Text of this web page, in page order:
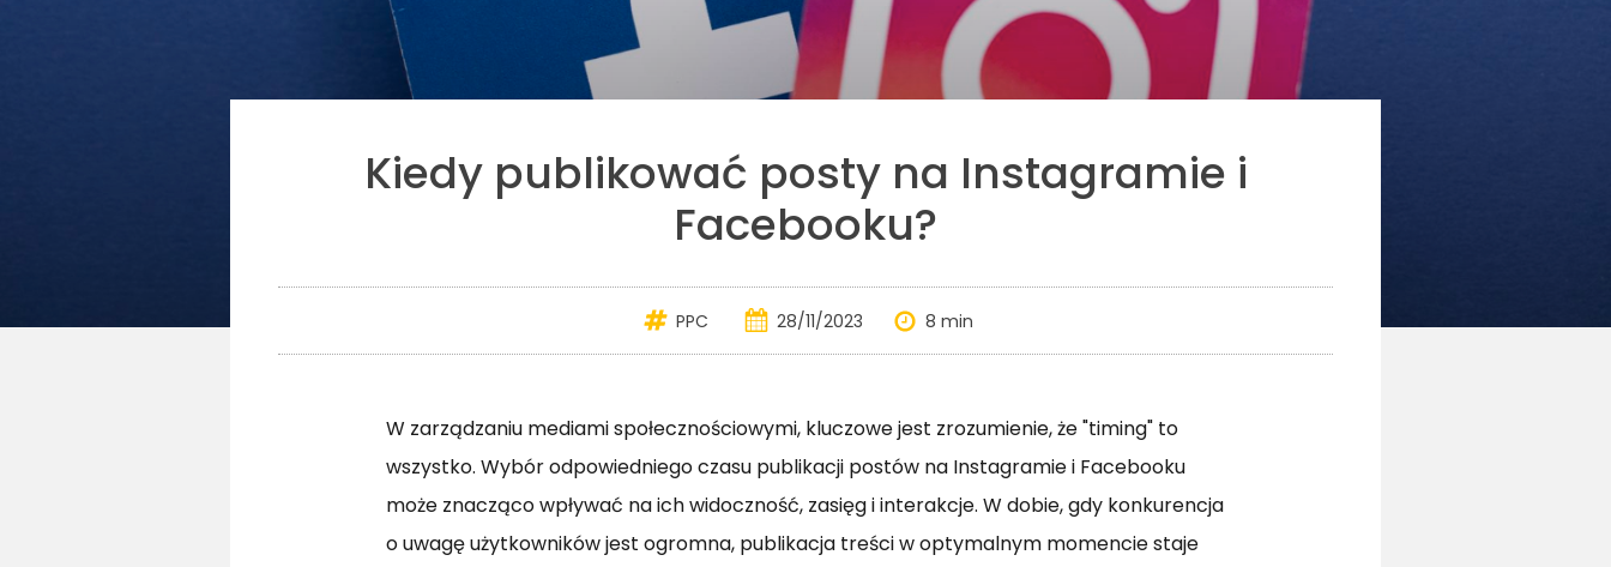
Kiedy publikować posty na Instagramie i
Facebooku?
PPC 28/11/2023 8 min
W zarządzaniu mediami społecznościowymi, kluczowe jest zrozumienie, że "timing" to
wszystko. Wybór odpowiedniego czasu publikacji postów na Instagramie i Facebooku
może znacząco wpływać na ich widoczność, zasięg i interakcje. W dobie, gdy konkurencja
o uwagę użytkowników jest ogromna, publikacja treści w optymalnym momencie staje